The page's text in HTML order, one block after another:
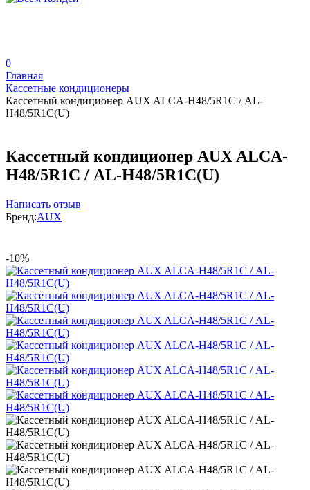
0
Главная
Кассетные кондиционеры
Кассетный кондиционер AUX ALCA-H48/5R1С / AL-
H48/5R1С(U)
Кассетный кондиционер AUX ALCA-
H48/5R1С / AL-H48/5R1С(U)
Написать отзыв
Бренд:AUX
-10%